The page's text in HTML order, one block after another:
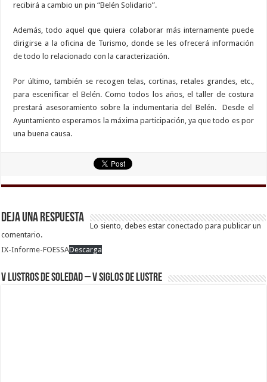
recibirá a cambio un pin “Belén Solidario”.
Además, todo aquel que quiera colaborar más internamente puede
dirigirse a la oficina de Turismo, donde se les ofrecerá información
de todo lo relacionado con la caracterización.
Por último, también se recogen telas, cortinas, retales grandes, etc.,
para escenificar el Belén. Como todos los años, el taller de costura
prestará asesoramiento sobre la indumentaria del Belén. Desde el
Ayuntamiento esperamos la máxima participación, ya que todo es por
una buena causa.
Deja una respuesta
Lo siento, debes estarconectado para publicar un
comentario.
IX-Informe-FOESSADescarga
V Lustros de Soledad – V Siglos de Lustre